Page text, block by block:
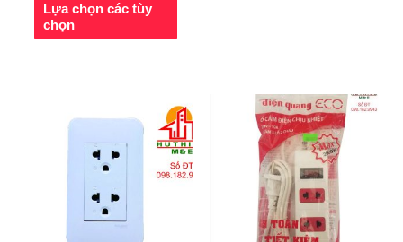
Lựa chọn các tùy
chọn